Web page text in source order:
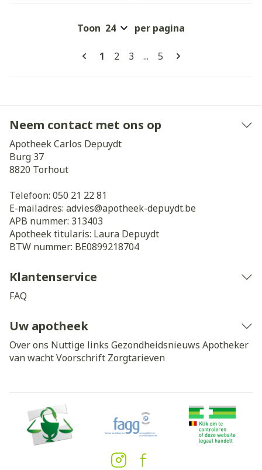
Pagina's
U lees momenteel pagina
1 Pagina
2 Pagina
3 ... Pagina
5
Toon per pagina
Neem contact met ons op
Apotheek Carlos Depuydt
Burg 37
8820 Torhout
Telefoon: 050 21 22 81
E-mailadres: advies@apotheek-depuydt.be
APB nummer: 313403
Apotheek titularis: Laura Depuydt
BTW nummer: BE0899218704
Klantenservice
FAQ
Uw apotheek
Over ons Nuttige links Gezondheidsnieuws Apotheker
van wachtVoorschrift Zorgtarieven